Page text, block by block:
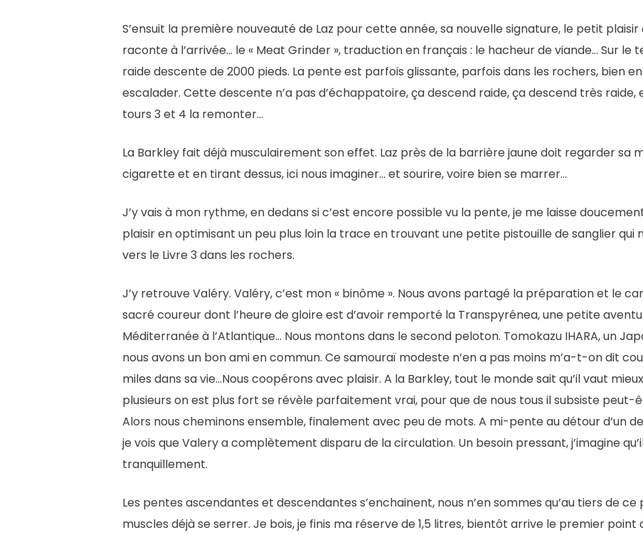
S’ensuit la première nouveauté de Laz pour cette année, sa nouvelle signature, le petit plaisir
raconte à l’arrivée… le « Meat Grinder », traduction en français : le hacheur de viande… Sur le
raide descente de 2000 pieds. La pente est parfois glissante, parfois dans les rochers, bien
escalader. Cette descente n’a pas d’échappatoire, ça descend raide, ça descend très raide,
tours 3 et 4 la remonter…
La Barkley fait déjà musculairement son effet. Laz près de la barrière jaune doit regarder sa
cigarette et en tirant dessus, ici nous imaginer… et sourire, voire bien se marrer…
J’y vais à mon rythme, en dedans si c’est encore possible vu la pente, je me laisse
plaisir en optimisant un peu plus loin la trace en trouvant une petite pistouille de sanglier qui
vers le Livre 3 dans les rochers.
J’y retrouve Valéry. Valéry, c’est mon « binôme ». Nous avons partagé la préparation et le
sacré coureur dont l’heure de gloire est d’avoir remporté la Transpyrénea, une petite
Méditerranée à l’Atlantique… Nous montons dans le second peloton. Tomokazu IHARA, un
nous avons un bon ami en commun. Ce samouraï modeste n’en a pas moins m’a-t-on dit
miles dans sa vie…Nous coopérons avec plaisir. A la Barkley, tout le monde sait qu’il vaut
plusieurs on est plus fort se révèle parfaitement vrai, pour que de nous tous il subsiste peut-
Alors nous cheminons ensemble, finalement avec peu de mots. A mi-pente au détour d’un
je vois que Valery a complètement disparu de la circulation. Un besoin pressant, j’imagine
tranquillement.
Les pentes ascendantes et descendantes s’enchainent, nous n’en sommes qu’au tiers de
muscles déjà se serrer. Je bois, je finis ma réserve de 1,5 litres, bientôt arrive le premier point